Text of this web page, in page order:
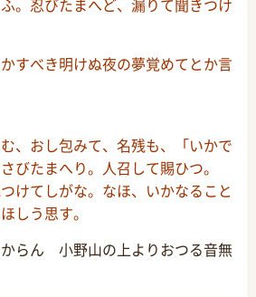
かすべき明けぬ夜の夢覚めてとか言
、おし包みて、名残も、「いかで
びたまへり。人召して賜ひつ。
けてしがな。なほ、いかなること
しう思す。
らん 小野山の上よりおつる音無